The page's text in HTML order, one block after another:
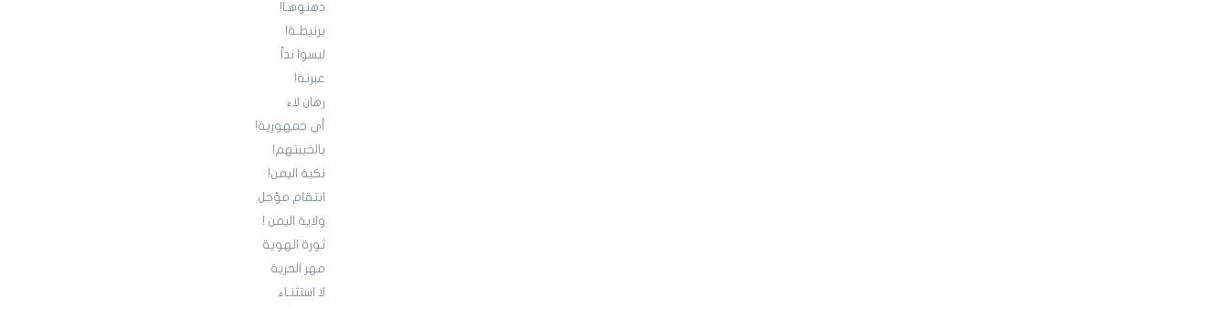
دهنوهـا!
برنيطـة!
‏ليسوا نداً
عبرنة!
رهان لاء
أي جمهورية!
يالخيبتهم!
نكبة اليمن!
انتقام مؤجل
ولاية اليمن !
ثورة الهوية
مهر الحرية
لا استثنـاء